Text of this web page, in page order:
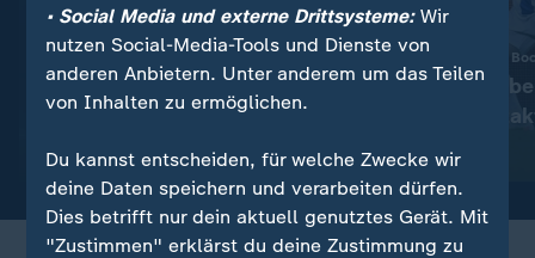
Nachrichten | Sport
Aktuelle Sportnachrichten
auf einen Blick
Knapper Sieg gegen
Hertha BSC
Zweitliga-
mit Video
• Social Media und externe Drittsysteme:Wir
nutzen Social-Media-Tools und Dienste von
anderen Anbietern. Unter anderem um das Teilen
von Inhalten zu ermöglichen.
Du kannst entscheiden, für welche Zwecke wir
deine Daten speichern und verarbeiten dürfen.
Dies betrifft nur dein aktuell genutztes Gerät. Mit
"Zustimmen" erklärst du deine Zustimmung zu